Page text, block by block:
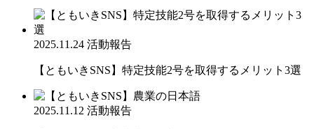
2025.11.24 活動報告
【ともいきSNS】特定技能2号を取得するメリット3選
2025.11.12 活動報告